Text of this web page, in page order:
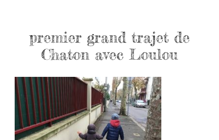
premier grand trajet de
Chaton avec Loulou